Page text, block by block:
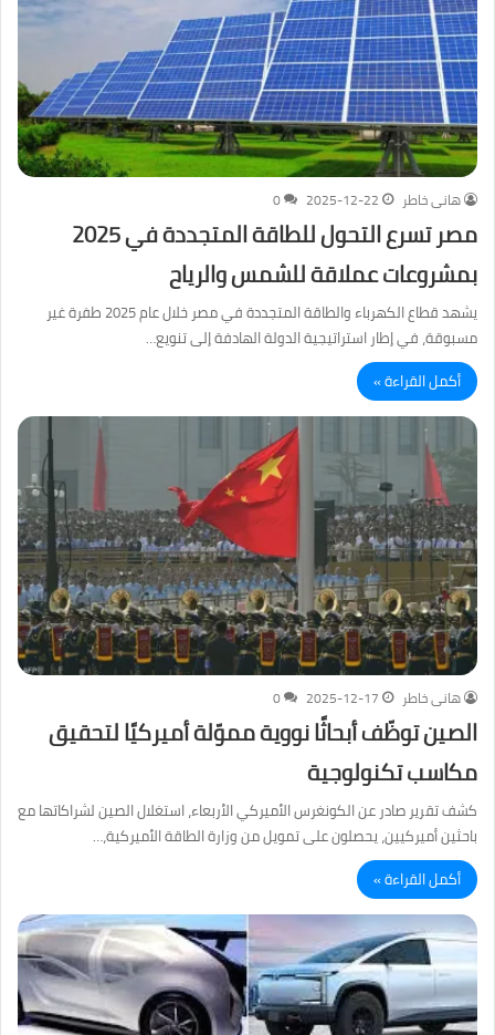
هانى خاطر 2025-12-22
0
مصر تسرع التحول للطاقة المتجددة في 2025
بمشروعات عملاقة للشمس والرياح
يشهد قطاع الكهرباء والطاقة المتجددة في مصر خلال عام 2025 طفرة غير
مسبوقة، في إطار استراتيجية الدولة الهادفة إلى تنويع…
أكمل القراءة »
هانى خاطر 2025-12-17
0
الصين توظّف أبحاثًا نووية مموّلة أميركيًا لتحقيق
مكاسب تكنولوجية
كشف تقرير صادر عن الكونغرس الأميركي الأربعاء، استغلال الصين لشراكاتها مع
باحثين أميركيين، يحصلون على تمويل من وزارة الطاقة الأميركية،…
أكمل القراءة »